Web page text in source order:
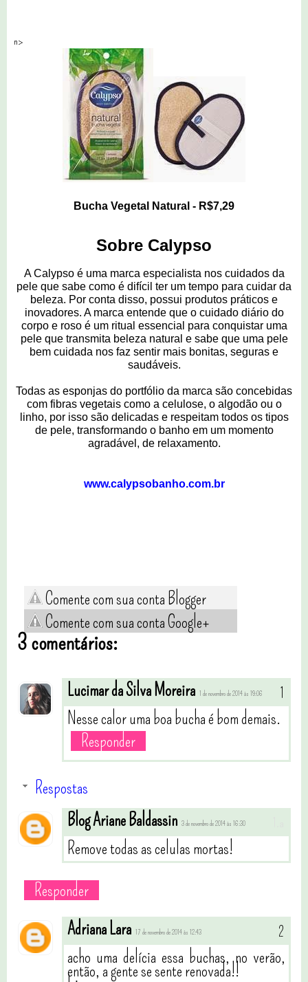
n>
Bucha Vegetal Natural - R$7,29
Sobre Calypso
A Calypso é uma marca especialista nos cuidados da
pele que sabe como é difícil ter um tempo para cuidar da
beleza. Por conta disso, possui produtos práticos e
inovadores. A marca entende que o cuidado diário do
corpo e roso é um ritual essencial para conquistar uma
pele que transmita beleza natural e sabe que uma pele
bem cuidada nos faz sentir mais bonitas, seguras e
saudáveis.
Todas as esponjas do portfólio da marca são concebidas
com fibras vegetais como a celulose, o algodão ou o
linho, por isso são delicadas e respeitam todos os tipos
de pele, transformando o banho em um momento
agradável, de relaxamento.
www.calypsobanho.com.br
Comente com sua conta Blogger
Comente com sua conta Google+
3 comentários:
Lucimar da Silva Moreira 1 de novembro de 2014 às 19:06
Nesse calor uma boa bucha é bom demais.
Responder
Respostas
Blog Ariane Baldassin 3 de novembro de 2014 às 16:30
Remove todas as celulas mortas!
Responder
Adriana Lara 17 de novembro de 2014 às 12:43
acho uma delícia essa buchas, no verão,
então, a gente se sente renovada!!